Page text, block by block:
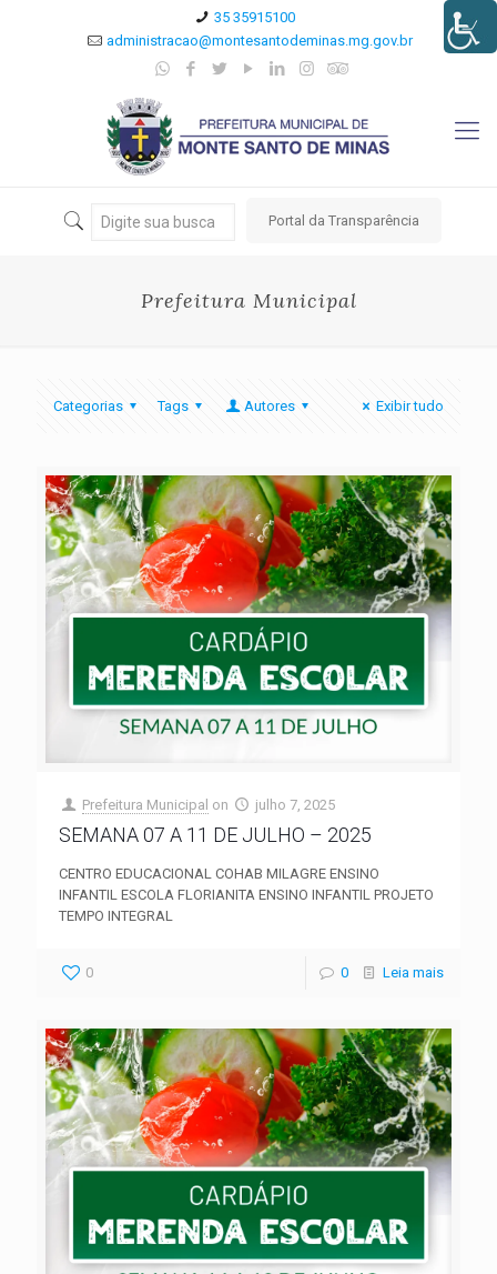
35 35915100
administracao@montesantodeminas.mg.gov.br
Portal da Transparência
Prefeitura Municipal
Categorias Tags Autores Exibir tudo
Prefeitura Municipal on julho 7, 2025
SEMANA 07 A 11 DE JULHO – 2025
CENTRO EDUCACIONAL COHAB MILAGRE ENSINO
INFANTIL ESCOLA FLORIANITA ENSINO INFANTIL PROJETO
TEMPO INTEGRAL
0 0 Leia mais